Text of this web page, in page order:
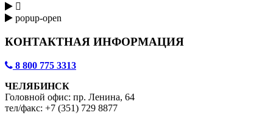

popup-open
КОНТАКТНАЯ ИНФОРМАЦИЯ
8 800 775 3313
ЧЕЛЯБИНСК
Головной офис: пр. Ленина, 64
тел/факс: +7 (351) 729 8877